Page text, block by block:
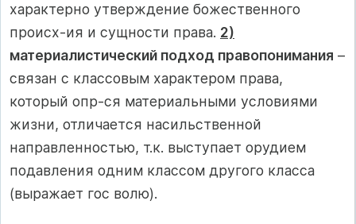
характерно утверждение божественного
происх-ия и сущности права. 2)
материалистический подход правопонимания –
связан с классовым характером права,
который опр-ся материальными условиями
жизни, отличается насильственной
направленностью, т.к. выступает орудием
подавления одним классом другого класса
(выражает гос волю).